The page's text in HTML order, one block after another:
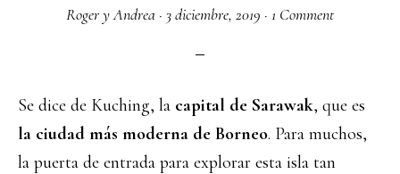
Roger y Andrea · 3 diciembre, 2019 · 1 Comment
Se dice de Kuching, la capital de Sarawak, que es
la ciudad más moderna de Borneo. Para muchos,
la puerta de entrada para explorar esta isla tan